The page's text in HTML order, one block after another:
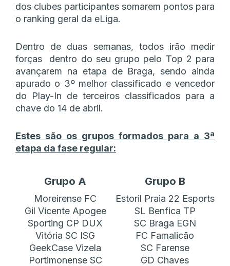
dos clubes participantes somarem pontos para
o ranking geral da eLiga.
Dentro de duas semanas, todos irão medir
forças dentro do seu grupo pelo Top 2 para
avançarem na etapa de Braga, sendo ainda
apurado o 3º melhor classificado e vencedor
do Play-In de terceiros classificados para a
chave do 14 de abril.
Estes são os grupos formados para a 3ª
etapa da fase regular:
Grupo A Grupo B
Moreirense FC
Estoril Praia 22 Esports
Gil Vicente Apogee
SL Benfica TP
Sporting CP DUX
SC Braga EGN
Vitória SC ISG
FC Famalicão
GeekCase Vizela
SC Farense
Portimonense SC
GD Chaves